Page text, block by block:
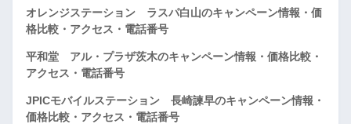
オレンジステーション ラスパ白山のキャンペーン情報・価
格比較・アクセス・電話番号
平和堂 アル・プラザ茨木のキャンペーン情報・価格比較・
アクセス・電話番号
JPICモバイルステーション 長崎諫早のキャンペーン情報・
価格比較・アクセス・電話番号